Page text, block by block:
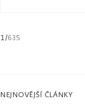
1/635
NEJNOVĚJŠÍ ČLÁNKY